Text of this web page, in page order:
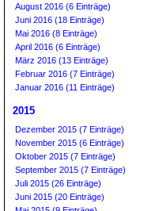
August 2016 (6 Einträge)
Juni 2016 (18 Einträge)
Mai 2016 (8 Einträge)
April 2016 (6 Einträge)
März 2016 (13 Einträge)
Februar 2016 (7 Einträge)
Januar 2016 (11 Einträge)
2015
Dezember 2015 (7 Einträge)
November 2015 (6 Einträge)
Oktober 2015 (7 Einträge)
September 2015 (7 Einträge)
Juli 2015 (26 Einträge)
Juni 2015 (20 Einträge)